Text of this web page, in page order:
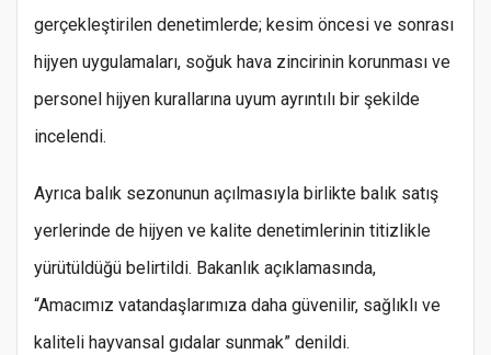
gerçekleştirilen denetimlerde; kesim öncesi ve sonrası
hijyen uygulamaları, soğuk hava zincirinin korunması ve
personel hijyen kurallarına uyum ayrıntılı bir şekilde
incelendi.
Ayrıca balık sezonunun açılmasıyla birlikte balık satış
yerlerinde de hijyen ve kalite denetimlerinin titizlikle
yürütüldüğü belirtildi. Bakanlık açıklamasında,
“Amacımız vatandaşlarımıza daha güvenilir, sağlıklı ve
kaliteli hayvansal gıdalar sunmak” denildi.